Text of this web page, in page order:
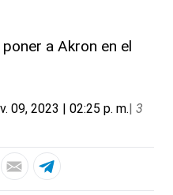
a Akron en el
09, 2023 | 02:25 p. m.| 3